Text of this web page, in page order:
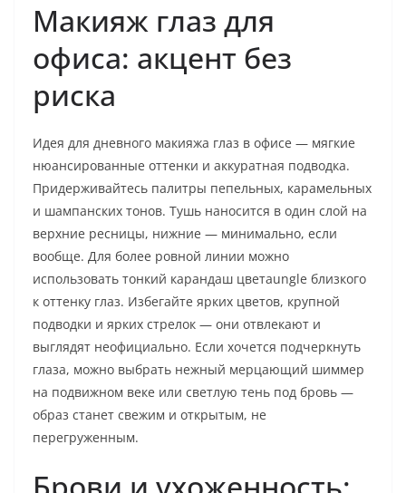
Макияж глаз для
офиса: акцент без
риска
Идея для дневного макияжа глаз в офисе — мягкие
нюансированные оттенки и аккуратная подводка.
Придерживайтесь палитры пепельных, карамельных
и шампанских тонов. Тушь наносится в один слой на
верхние ресницы, нижние — минимально, если
вообще. Для более ровной линии можно
использовать тонкий карандаш цветаungle близкого
к оттенку глаз. Избегайте ярких цветов, крупной
подводки и ярких стрелок — они отвлекают и
выглядят неофициально. Если хочется подчеркнуть
глаза, можно выбрать нежный мерцающий шиммер
на подвижном веке или светлую тень под бровь —
образ станет свежим и открытым, не
перегруженным.